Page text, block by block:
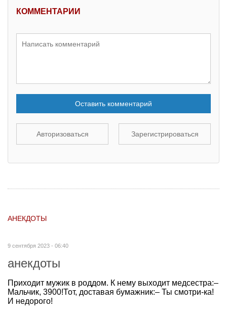
КОММЕНТАРИИ
Оставить комментарий
Авторизоваться Зарегистрироваться
АНЕКДОТЫ
9 сентября 2023 - 06:40
анекдоты
Приходит мужик в роддом. К нему выходит медсестра:–
Мальчик, 3900!Тот, доставая бумажник:– Ты смотри-ка!
И недорого!